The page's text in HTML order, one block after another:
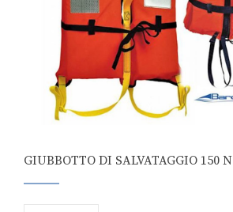
GIUBBOTTO DI SALVATAGGIO 150 N